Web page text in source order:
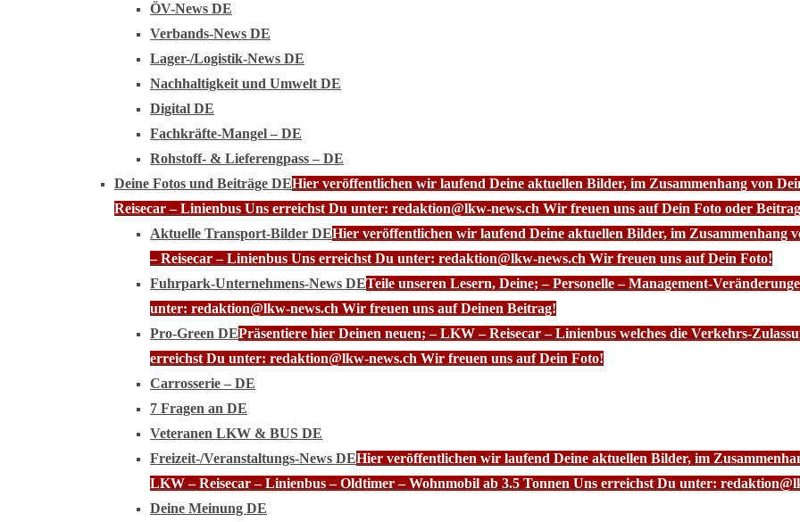
ÖV-News DE
Verbands-News DE
Lager-/Logistik-News DE
Nachhaltigkeit und Umwelt DE
Digital DE
Fachkräfte-Mangel – DE
Rohstoff- & Lieferengpass – DE
Deine Fotos und Beiträge DEHier veröffentlichen wir laufend Deine aktuellen Bilder, im Zusammenhang von
Reisecar – Linienbus Uns erreichst Du unter: redaktion@lkw-news.ch Wir freuen uns auf Dein Foto oder
Aktuelle Transport-Bilder DEHier veröffentlichen wir laufend Deine aktuellen Bilder, im
– Reisecar – Linienbus Uns erreichst Du unter: redaktion@lkw-news.ch Wir freuen uns auf Dein Foto!
Fuhrpark-Unternehmens-News DETeile unseren Lesern, Deine; – Personelle – Management-
unter: redaktion@lkw-news.ch Wir freuen uns auf Deinen Beitrag!
Pro-Green DEPräsentiere hier Deinen neuen; – LKW – Reisecar – Linienbus welches die Verkehrs-
erreichst Du unter: redaktion@lkw-news.ch Wir freuen uns auf Dein Foto!
Carrosserie – DE
7 Fragen an DE
Veteranen LKW & BUS DE
Freizeit-/Veranstaltungs-News DEHier veröffentlichen wir laufend Deine aktuellen Bilder, im
LKW – Reisecar – Linienbus – Oldtimer – Wohnmobil ab 3.5 Tonnen Uns erreichst Du unter:
Deine Meinung DE